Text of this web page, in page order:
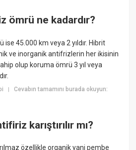
ömrü ne kadardır?
45.000 km veya 2 yıldır. Hibrit
ve inorganik antifrizlerin her ikisinin
olup koruma ömrü 3 yıl veya
|Cevabın tamamını burada okuyun:
karıştırılır mı?
özellikle organik yani pembe